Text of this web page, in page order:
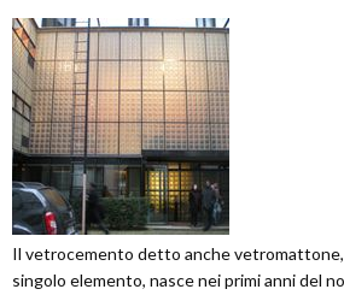
Il vetrocemento detto anche vetromattone,
singolo elemento, nasce nei primi anni del